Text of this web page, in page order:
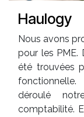
Haulogy
Nous avons
pour les PME.
été trouvées
déroulé
comptabilité.